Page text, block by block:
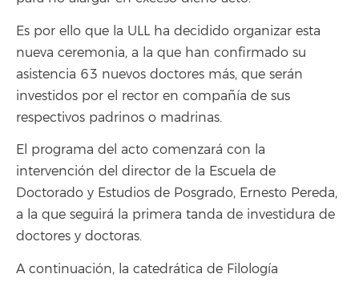
Es por ello que la ULL ha decidido organizar esta
nueva ceremonia, a la que han confirmado su
asistencia 63 nuevos doctores más, que serán
investidos por el rector en compañía de sus
respectivos padrinos o madrinas.
El programa del acto comenzará con la
intervención del director de la Escuela de
Doctorado y Estudios de Posgrado, Ernesto Pereda,
a la que seguirá la primera tanda de investidura de
doctores y doctoras.
A continuación, la catedrática de Filología